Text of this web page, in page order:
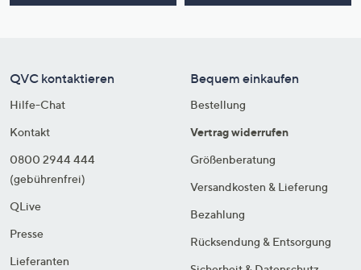
QVC kontaktieren
Hilfe-Chat
Kontakt
0800 2944 444
(gebührenfrei)
QLive
Presse
Lieferanten
Bequem einkaufen
Bestellung
Vertrag widerrufen
Größenberatung
Versandkosten & Lieferung
Bezahlung
Rücksendung & Entsorgung